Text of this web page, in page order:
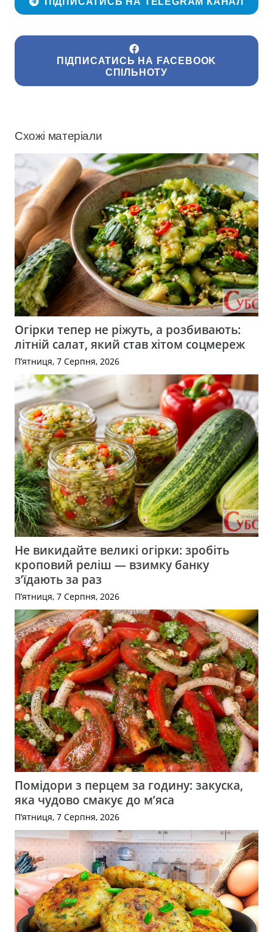
ПІДПИСАТИСЬ НА FACEBOOK
СПІЛЬНОТУ
Схожі матеріали
Огірки тепер не ріжуть, а розбивають:
літній салат, який став хітом соцмереж
П’ятниця, 7 Серпня, 2026
Не викидайте великі огірки: зробіть
кроповий реліш — взимку банку
з’їдають за раз
П’ятниця, 7 Серпня, 2026
Помідори з перцем за годину: закуска,
яка чудово смакує до м’яса
П’ятниця, 7 Серпня, 2026